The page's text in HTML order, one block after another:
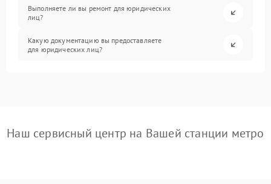
Выполняете ли вы ремонт для юридических
лиц?
Какую документацию вы предоставляете
для юридических лиц?
Наш сервисный центр на Вашей станции метро